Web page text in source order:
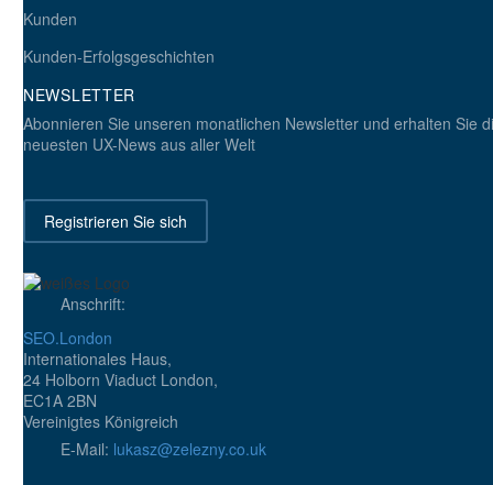
Mobile Barrierefreiheit ? Sicherstellen, dass Sie das Gesetz
einhalten
1
21. März 2014
Kunden
Kunden-Erfolgsgeschichten
NEWSLETTER
Abonnieren Sie unseren monatlichen Newsletter und erhalten Sie
neuesten UX-News aus aller Welt
Registrieren Sie sich
Anschrift:
SEO.London
Internationales Haus,
24 Holborn Viaduct London,
EC1A 2BN
Vereinigtes Königreich
E-Mail: lukasz@zelezny.co.uk